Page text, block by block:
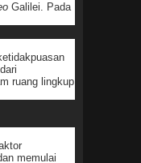
Galilei. Pada
ruang lingkup
memulai